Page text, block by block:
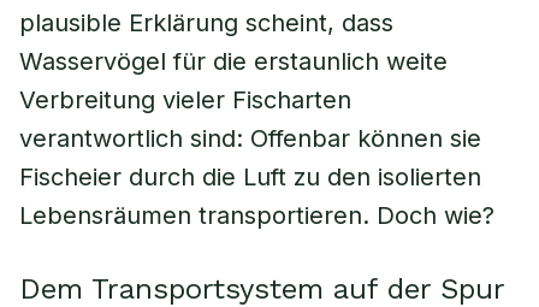
plausible Erklärung scheint, dass
Wasservögel für die erstaunlich weite
Verbreitung vieler Fischarten
verantwortlich sind: Offenbar können sie
Fischeier durch die Luft zu den isolierten
Lebensräumen transportieren. Doch wie?
Dem Transportsystem auf der Spur